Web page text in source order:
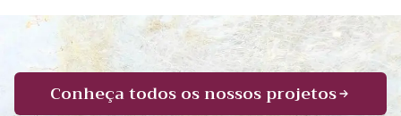
Conheça todos os nossos projetos